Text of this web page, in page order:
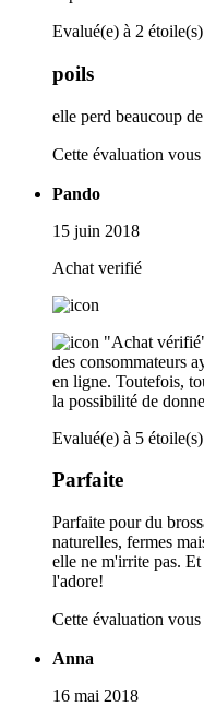
Evalué(e) à 2
poils
elle perd beaucoup
Cette évaluation
Pando
15 juin 2018
Achat verifié
"Achat
des consommateurs
en ligne. Toutefois,
la possibilité de
Evalué(e) à 5
Parfaite
Parfaite pour du
naturelles, fermes
elle ne m'irrite pas.
l'adore!
Cette évaluation
Anna
16 mai 2018